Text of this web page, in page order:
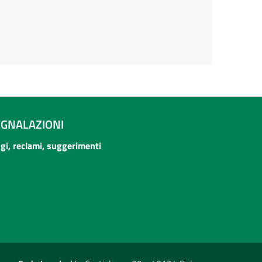
reclami, suggerimenti